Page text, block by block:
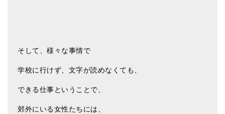
そして、様々な事情で
学校に行けず、文字が読めなくても、
できる仕事ということで、
郊外にいる女性たちには、